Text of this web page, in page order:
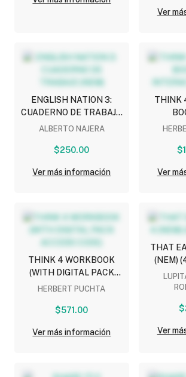
Ver
ENGLISH NATION 3:
CUADERNO DE TRABAJO
(NEM)
ALBERTO NAJERA
$250.00
Ver más información
THINK
Ver
THINK 4 WORKBOOK
(WITH DIGITAL PACK
ACCESS CODE)
HERBERT PUCHTA
$571.00
Ver más información
THAT
(NEM)
Ver